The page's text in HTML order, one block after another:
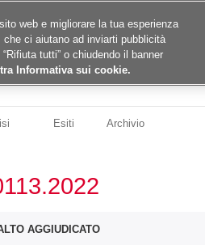
Esiti Archivio
AGGIUDICATO
web e migliorare la tua esperienza
ci aiutano ad inviarti pubblicità
tutti” o chiudendo il banner
Informativa sui cookie.